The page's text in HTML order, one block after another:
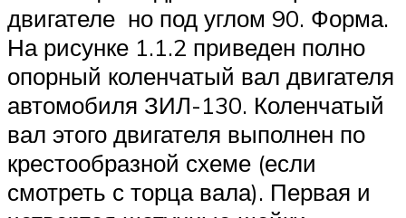
двигателе но под углом 90. Форма.
На рисунке 1.1.2 приведен полно
опорный коленчатый вал двигателя
автомобиля ЗИЛ-130. Коленчатый
вал этого двигателя выполнен по
крестообразной схеме (если
смотреть с торца вала). Первая и